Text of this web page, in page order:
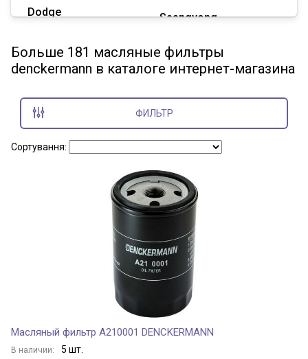
Dodge
Great Wall
Hummer
Ssangyong
Tesla
Показать все марки
Больше 181 масляные фильтры
denckermann в каталоге интернет-магазина
ФИЛЬТР
Сортування:
Масляный фильтр A210001 DENCKERMANN
В наличии: 5 шт.